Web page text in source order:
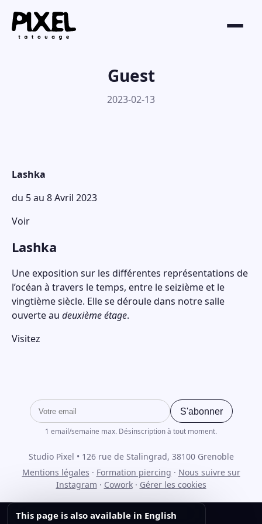
Guest
2023-02-13
Lashka
du 5 au 8 Avril 2023
Voir
Lashka
Une exposition sur les différentes représentations de
l’océan à travers le temps, entre le seizième et le
vingtième siècle. Elle se déroule dans notre salle
ouverte au deuxième étage.
Visitez
S'abonner
1 email/semaine max. Désinscription à tout moment.
Studio Pixel • 126 rue de Stalingrad, 38100 Grenoble
Mentions légales · Formation piercing · Nous suivre sur
Instagram · Cowork · Gérer les cookies
This page is also available in English